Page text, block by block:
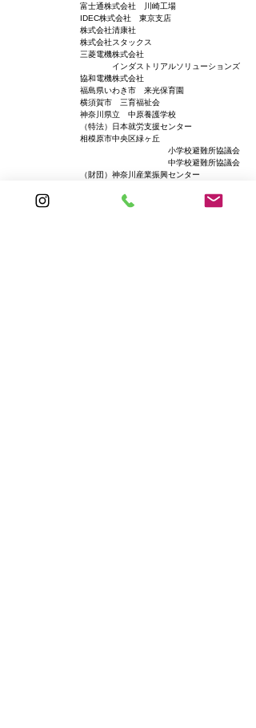
富士通株式会社 川崎工場
IDEC株式会社 東京支店
株式会社清康社
​株式会社スタックス
三菱電機株式会社
インダストリアルソリューションズ
協和電機株式会社
福島県いわき市 来光保育園
横須賀市 三育福祉会
神奈川県立 中原養護学校
（特法）日本就労支援センター
相模原市中央区緑ヶ丘
小学校避難所協議会
中学校避難所協議会
（財団）神奈川産業振興センター
横浜市神奈川区横浜ハイタウン自治会
大口町会自治会